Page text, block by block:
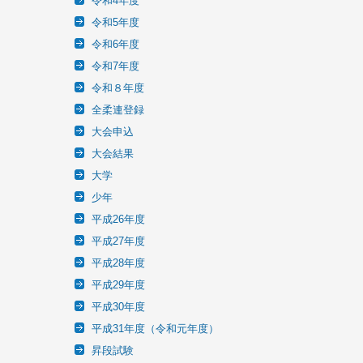
令和5年度
令和6年度
令和7年度
令和８年度
全柔連登録
大会申込
大会結果
大学
少年
平成26年度
平成27年度
平成28年度
平成29年度
平成30年度
平成31年度（令和元年度）
昇段試験